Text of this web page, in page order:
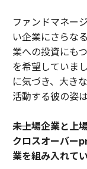
ファンドマネー
い企業にさらな
業への投資にも
を希望していま
に気づき、大き
活動する彼の姿
――未上場企業と
クロスオーバー
業を組み入れて